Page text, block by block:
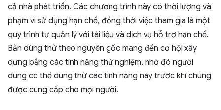
cả nhà phát triển. Các chương trình này có thời lượng và
phạm vi sử dụng hạn chế, đồng thời việc tham gia là một
quy trình tự quản lý với tài liệu và dịch vụ hỗ trợ hạn chế.
Bản dùng thử theo nguyên gốc mang đến cơ hội xây
dựng bằng các tính năng thử nghiệm, nhờ đó người
dùng có thể dùng thử các tính năng này trước khi chúng
được cung cấp cho mọi người.